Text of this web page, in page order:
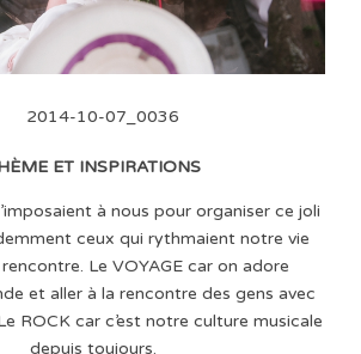
ET INSPIRATIONS
à nous pour organiser ce joli
ceux qui rythmaient notre vie
Le VOYAGE car on adore
et aller à la rencontre des gens avec
ROCK car c’est notre culture musicale
depuis toujours.